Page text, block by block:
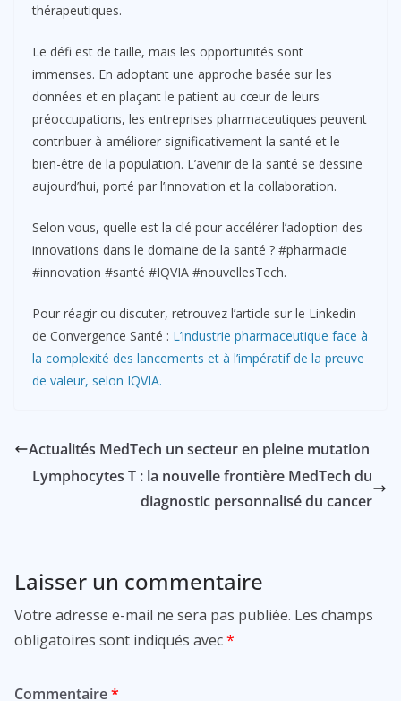
thérapeutiques.
Le défi est de taille, mais les opportunités sont
immenses. En adoptant une approche basée sur les
données et en plaçant le patient au cœur de leurs
préoccupations, les entreprises pharmaceutiques peuvent
contribuer à améliorer significativement la santé et le
bien-être de la population. L’avenir de la santé se dessine
aujourd’hui, porté par l’innovation et la collaboration.
Selon vous, quelle est la clé pour accélérer l’adoption des
innovations dans le domaine de la santé ? #pharmacie
#innovation #santé #IQVIA #nouvellesTech.
Pour réagir ou discuter, retrouvez l’article sur le Linkedin
de Convergence Santé : L’industrie pharmaceutique face à
la complexité des lancements et à l’impératif de la preuve
de valeur, selon IQVIA.
Actualités MedTech un secteur en pleine mutation
Lymphocytes T : la nouvelle frontière MedTech du
diagnostic personnalisé du cancer
Laisser un commentaire
Votre adresse e-mail ne sera pas publiée. Les champs
obligatoires sont indiqués avec*
Commentaire*